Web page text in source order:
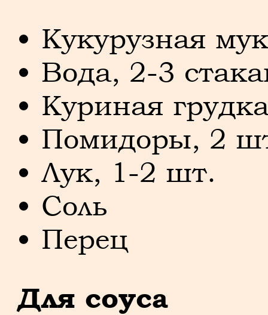
Кукурузная
Вода, 2-3
Куриная
Помидоры, 2
Лук, 1-2 шт.
Соль
Перец
Для соуса